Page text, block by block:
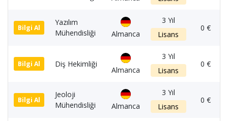
Bilgi Al
Yazılım
Mühendisliği
Almanca
3 Yıl
Lisans
0 €
Bilgi Al Diş Hekimliği
Almanca
3 Yıl
Lisans
0 €
Bilgi Al
Jeoloji
Mühendisliği
Almanca
3 Yıl
Lisans
0 €